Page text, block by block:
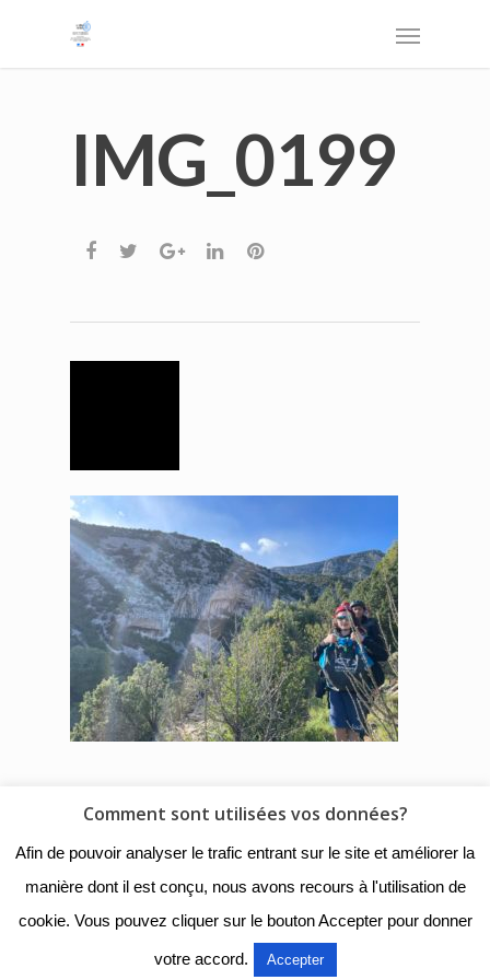
IMG_0199
© 2018 - Collège Henri de
Navarre |Mentions légales|
Organigramme|Nous
contacter
Comment sont utilisées vos données?
Afin de pouvoir analyser le trafic entrant sur le site et améliorer la
manière dont il est conçu, nous avons recours à l'utilisation de
cookie. Vous pouvez cliquer sur le bouton Accepter pour donner
votre accord. Accepter